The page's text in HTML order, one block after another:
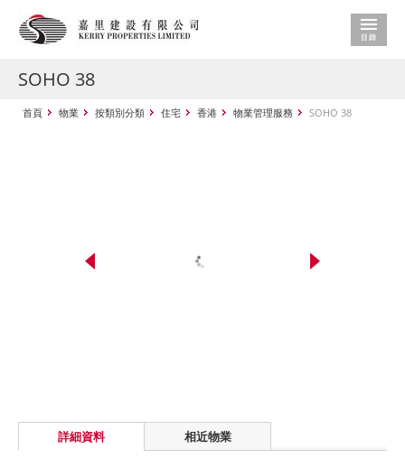
SOHO 38
首頁 物業 按類別分類 住宅 香港 物業管理服務 SOHO 38
詳細資料 相近物業